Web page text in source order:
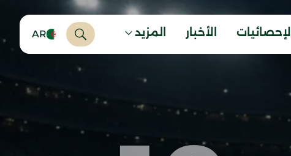
الإحصائيات الأخبار المزيد AR